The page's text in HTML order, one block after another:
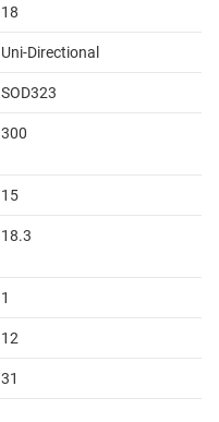
18
Uni-Directional
SOD323
300
15
18.3
1
12
31